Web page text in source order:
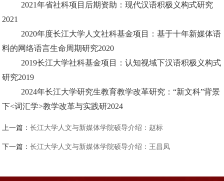
2021年省社科项目后期资助：现代汉语积极义构式研究
2021
2020年度长江大学人文社科基金项目：基于十年新媒体语
料的网络语言生命周期研究2020
2019长江大学社科基金项目：认知视域下汉语积极义构式
研究2019
2024年长江大学研究生教育教学改革研究：“新文科”背景
下<词汇学>教学改革与实践研2024
上一篇：长江大学人文与新媒体学院硕导介绍：赵标
下一篇：长江大学人文与新媒体学院硕导介绍：王昌凤